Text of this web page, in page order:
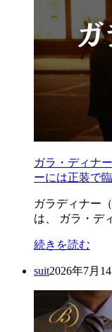
ガラ・ディナ
ーには正装で
ガラディナー
は、 ガラ・デ
続きを読む
suit2026年7月14